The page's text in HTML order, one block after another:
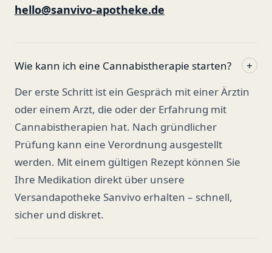
hello@sanvivo-apotheke.de
Wie kann ich eine Cannabistherapie starten?
+
Der erste Schritt ist ein Gespräch mit einer Ärztin
oder einem Arzt, die oder der Erfahrung mit
Cannabistherapien hat. Nach gründlicher
Prüfung kann eine Verordnung ausgestellt
werden. Mit einem gültigen Rezept können Sie
Ihre Medikation direkt über unsere
Versandapotheke Sanvivo erhalten – schnell,
sicher und diskret.